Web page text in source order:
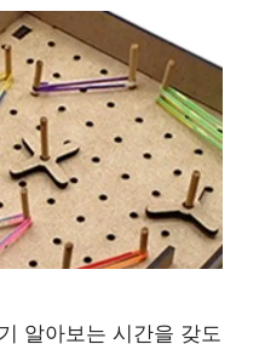
알아보는 시간을 갖도